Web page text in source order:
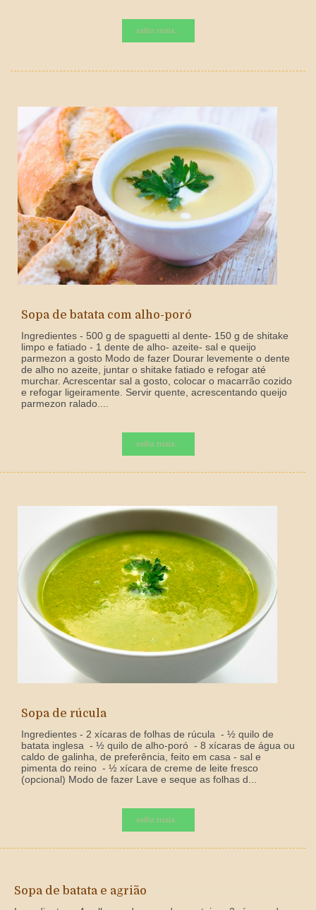
saiba mais...
Sopa de batata com alho-poró
Ingredientes - 500 g de spaguetti al dente- 150 g de shitake
limpo e fatiado - 1 dente de alho- azeite- sal e queijo
parmezon a gosto Modo de fazer Dourar levemente o dente
de alho no azeite, juntar o shitake fatiado e refogar até
murchar. Acrescentar sal a gosto, colocar o macarrão cozido
e refogar ligeiramente. Servir quente, acrescentando queijo
parmezon ralado....
saiba mais...
Sopa de rúcula
Ingredientes - 2 xícaras de folhas de rúcula - ½ quilo de
batata inglesa - ½ quilo de alho-poró - 8 xícaras de água ou
caldo de galinha, de preferência, feito em casa - sal e
pimenta do reino - ½ xícara de creme de leite fresco
(opcional) Modo de fazer Lave e seque as folhas d...
saiba mais...
Sopa de batata e agrião